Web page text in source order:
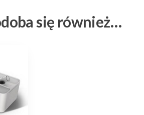
się również…